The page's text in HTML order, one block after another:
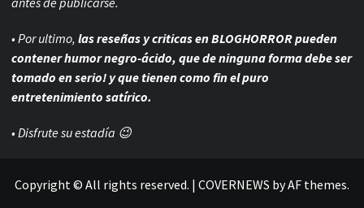
• Por ultimo, las reseñas y criticas en BLOGHORROR pueden
contener humor negro-ácido, que de ninguna forma debe ser
tomado en serio! y que tienen como fin el puro
entretenimiento satírico.
• Disfrute su estadía 😉
Copyright © All rights reserved. | COVERNEWS by AF themes.